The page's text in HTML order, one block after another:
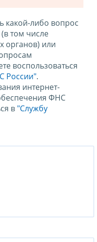
какой-либо вопрос
том числе
органов) или
воспользоваться
России".
интернет-
ФНС
в "Службу